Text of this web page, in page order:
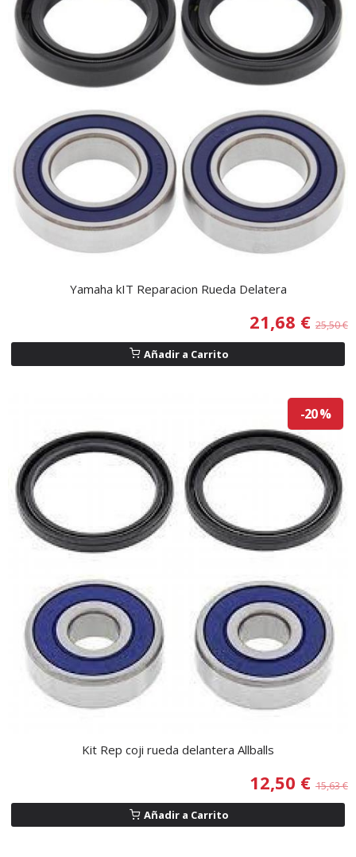
Yamaha kIT Reparacion Rueda Delatera
21,68 € 25,50 €
Añadir a Carrito
-20 %
Kit Rep coji rueda delantera Allballs
12,50 € 15,63 €
Añadir a Carrito